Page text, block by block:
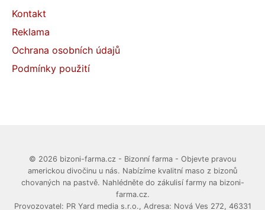
Kontakt
Reklama
Ochrana osobních údajů
Podmínky použití
© 2026 bizoni-farma.cz - Bizonní farma - Objevte pravou
americkou divočinu u nás. Nabízíme kvalitní maso z bizonů
chovaných na pastvě. Nahlédněte do zákulisí farmy na bizoni-
farma.cz.
Provozovatel: PR Yard media s.r.o., Adresa: Nová Ves 272, 46331